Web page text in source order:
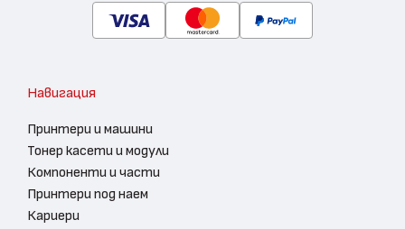
Навигация
Принтери и машини
Тонер касети и модули
Компоненти и части
Принтери под наем
Кариери